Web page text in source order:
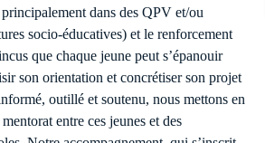
dans des QPV et/ou
socio-éducatives) et le renforcement
que chaque jeune peut s’épanouir
son orientation et concrétiser son projet
outillé et soutenu, nous mettons en
entre ces jeunes et des